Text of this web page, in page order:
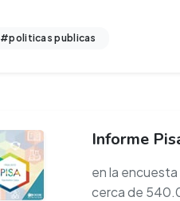
#politicas publicas
Informe
en la
cerca de